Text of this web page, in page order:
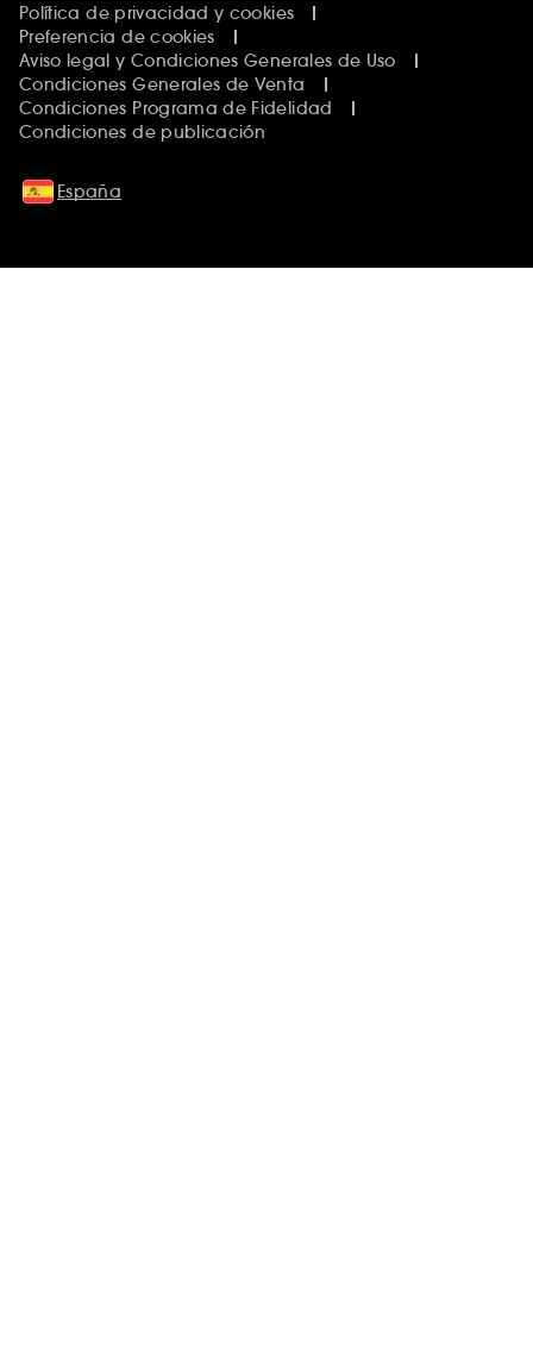
Política de privacidad y cookies
Preferencia de cookies
Aviso legal y Condiciones Generales de Uso
Condiciones Generales de Venta
Condiciones Programa de Fidelidad
Condiciones de publicación
España